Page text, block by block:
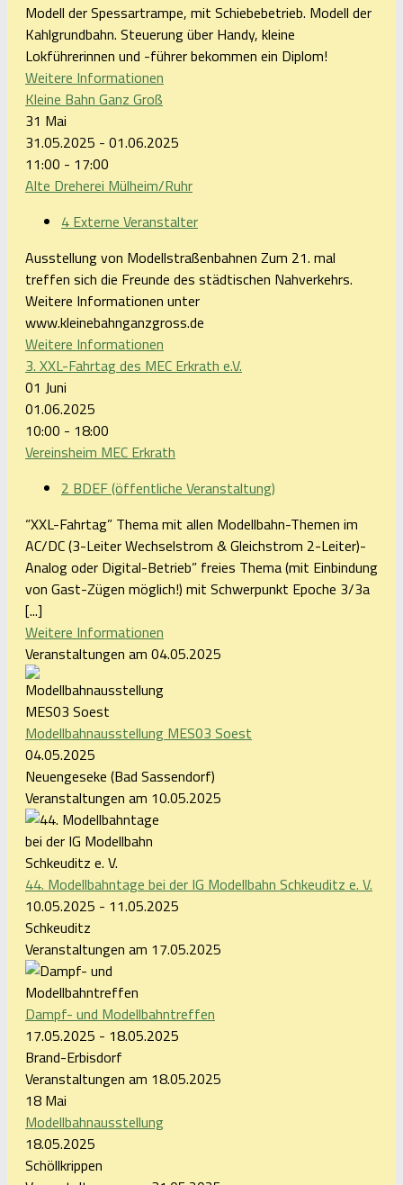
Modell der Spessartrampe, mit Schiebebetrieb. Modell der
Kahlgrundbahn. Steuerung über Handy, kleine
Lokführerinnen und -führer bekommen ein Diplom!
Weitere Informationen
Kleine Bahn Ganz Groß
31 Mai
31.05.2025 - 01.06.2025
11:00 - 17:00
Alte Dreherei Mülheim/Ruhr
4 Externe Veranstalter
Ausstellung von Modellstraßenbahnen Zum 21. mal
treffen sich die Freunde des städtischen Nahverkehrs.
Weitere Informationen unter
www.kleinebahnganzgross.de
Weitere Informationen
3. XXL-Fahrtag des MEC Erkrath e.V.
01 Juni
01.06.2025
10:00 - 18:00
Vereinsheim MEC Erkrath
2 BDEF (öffentliche Veranstaltung)
“XXL-Fahrtag” Thema mit allen Modellbahn-Themen im
AC/DC (3-Leiter Wechselstrom & Gleichstrom 2-Leiter)-
Analog oder Digital-Betrieb” freies Thema (mit Einbindung
von Gast-Zügen möglich!) mit Schwerpunkt Epoche 3/3a
[...]
Weitere Informationen
Veranstaltungen am 04.05.2025
Modellbahnausstellung MES03 Soest
04.05.2025
Neuengeseke (Bad Sassendorf)
Veranstaltungen am 10.05.2025
44. Modellbahntage bei der IG Modellbahn Schkeuditz e. V.
10.05.2025 - 11.05.2025
Schkeuditz
Veranstaltungen am 17.05.2025
Dampf- und Modellbahntreffen
17.05.2025 - 18.05.2025
Brand-Erbisdorf
Veranstaltungen am 18.05.2025
18 Mai
Modellbahnausstellung
18.05.2025
Schöllkrippen